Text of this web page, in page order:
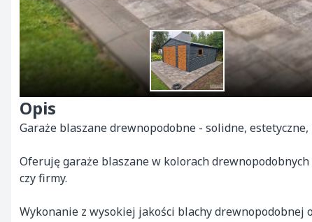
Opis
Garaże blaszane drewnopodobne - solidne,
Oferuję garaże blaszane w kolorach
czy firmy.
Wykonanie z wysokiej jakości blachy drewnopodobnej